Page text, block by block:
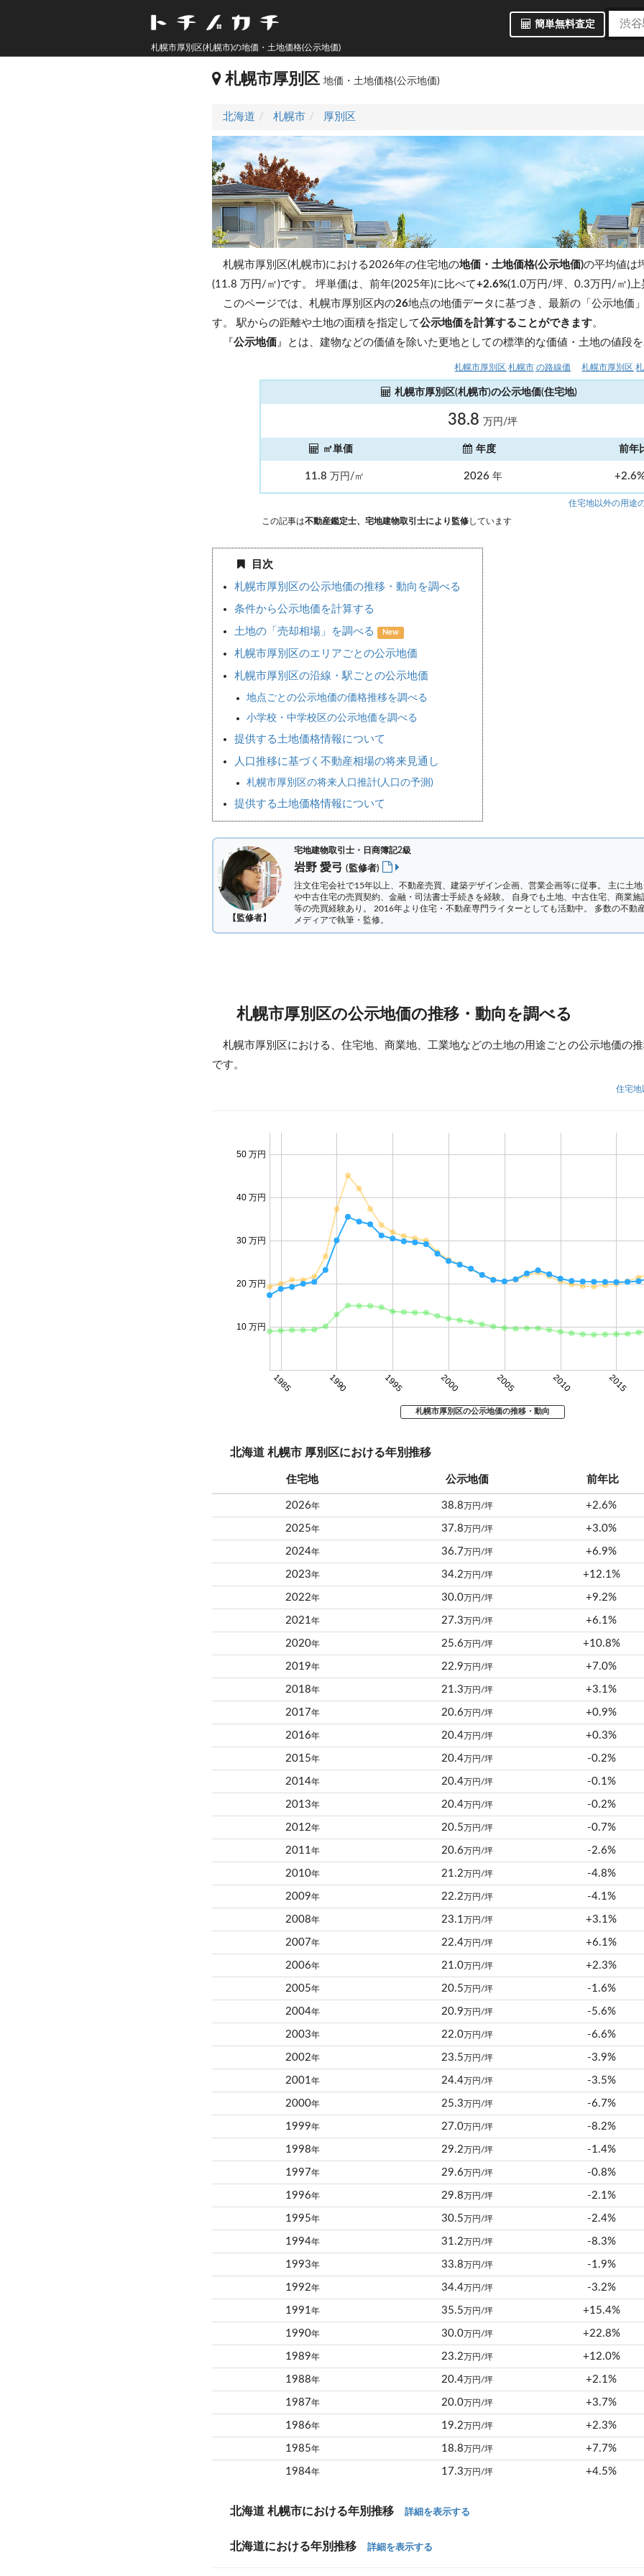
簡単無料査定
札幌市厚別区(札幌市)の地価・土地価格(公示地価)
札幌市厚別区地価・土地価格(公示地価)
北海道 札幌市 厚別区
札幌市厚別区(札幌市)における2026年の住宅地の地価・土地価格(公示地価)の平均値は
(11.8 万円/㎡)です。坪単価は、前年(2025年)に比べて+2.6%(1.0万円/坪、0.3万円/㎡)上
このページでは、札幌市厚別区内の26地点の地価データに基づき、最新の「公示地価
す。 駅からの距離や土地の面積を指定して公示地価を計算することができます。
『公示地価 』とは、建物などの価値を除いた更地としての標準的な価値・土地の値段
札幌市厚別区(札幌市)の路線価 札幌市厚別区(
札幌市厚別区(札幌市)の公示地価(住宅地)
38.8万円/坪
㎡単価 年度 前年
11.8万円/㎡ 2026 年
住宅地以外の用途
この記事は不動産鑑定士、宅地建物取引士により監修しています
目次
札幌市厚別区の公示地価の推移・動向を調べる
条件から公示地価を計算する
土地の「売却相場」を調べる New
札幌市厚別区のエリアごとの公示地価
札幌市厚別区の沿線・駅ごとの公示地価
地点ごとの公示地価の価格推移を調べる
小学校・中学校区の公示地価を調べる
提供する土地価格情報について
人口推移に基づく不動産相場の将来見通し
札幌市厚別区の将来人口推計(人口の予測)
提供する土地価格情報について
【監修者】
宅地建物取引士・日商簿記2級
岩野 愛弓(監修者)
注文住宅会社で15年以上、不動産売買、建築デザイン企画、営業企画等に従事。 主に土地
や中古住宅の売買契約、金融・司法書士手続きを経験。 自身でも土地、中古住宅、商業施
等の売買経験あり。 2016年より住宅・不動産専門ライターとしても活動中。 多数の不動
メディアで執筆・監修。
札幌市厚別区の公示地価の推移・動向を調べる
札幌市厚別区における、住宅地、商業地、工業地などの土地の用途ごとの公示地価の
です。
住宅地
1985 1990 1995 2000 2005 2010 2015
10 万円
20 万円
30 万円
40 万円
50 万円
札幌市厚別区の公示地価の推移・動向
北海道 札幌市 厚別区における年別推移
住宅地 公示地価 前年比
2026年 38.8 万円/坪 +2.6%
2025年 37.8 万円/坪 +3.0%
2024年 36.7 万円/坪 +6.9%
2023年 34.2 万円/坪 +12.1%
2022年 30.0 万円/坪 +9.2%
2021年 27.3 万円/坪 +6.1%
2020年 25.6 万円/坪 +10.8%
2019年 22.9 万円/坪 +7.0%
2018年 21.3 万円/坪 +3.1%
2017年 20.6 万円/坪 +0.9%
2016年 20.4 万円/坪 +0.3%
2015年 20.4 万円/坪 -0.2%
2014年 20.4 万円/坪 -0.1%
2013年 20.4 万円/坪 -0.2%
2012年 20.5 万円/坪 -0.7%
2011年 20.6 万円/坪 -2.6%
2010年 21.2 万円/坪 -4.8%
2009年 22.2 万円/坪 -4.1%
2008年 23.1 万円/坪 +3.1%
2007年 22.4 万円/坪 +6.1%
2006年 21.0 万円/坪 +2.3%
2005年 20.5 万円/坪 -1.6%
2004年 20.9 万円/坪 -5.6%
2003年 22.0 万円/坪 -6.6%
2002年 23.5 万円/坪 -3.9%
2001年 24.4 万円/坪 -3.5%
2000年 25.3 万円/坪 -6.7%
1999年 27.0 万円/坪 -8.2%
1998年 29.2 万円/坪 -1.4%
1997年 29.6 万円/坪 -0.8%
1996年 29.8 万円/坪 -2.1%
1995年 30.5 万円/坪 -2.4%
1994年 31.2 万円/坪 -8.3%
1993年 33.8 万円/坪 -1.9%
1992年 34.4 万円/坪 -3.2%
1991年 35.5 万円/坪 +15.4%
1990年 30.0 万円/坪 +22.8%
1989年 23.2 万円/坪 +12.0%
1988年 20.4 万円/坪 +2.1%
1987年 20.0 万円/坪 +3.7%
1986年 19.2 万円/坪 +2.3%
1985年 18.8 万円/坪 +7.7%
1984年 17.3 万円/坪 +4.5%
北海道 札幌市における年別推移 詳細を表示する
北海道における年別推移 詳細を表示する